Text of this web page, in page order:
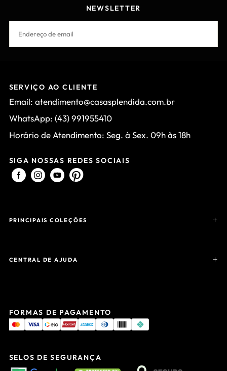
NEWSLETTER
EMAIL
SERVIÇO AO CLIENTE
Email: atendimento@casasplendida.com.br
WhatsApp: (43) 991955410
Horário de Atendimento: Seg. à Sex. 09h às 18h
SIGA NOSSAS REDES SOCIAIS
PRINCIPAIS COLEÇÕES
CENTRAL DE AJUDA
FORMAS DE PAGAMENTO
SELOS DE SEGURANÇA